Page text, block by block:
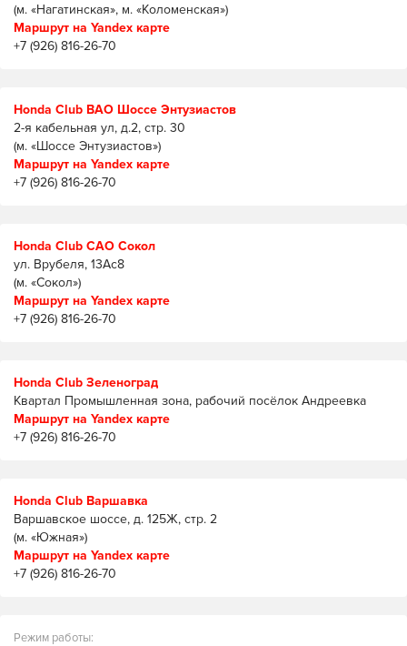
(м. «Нагатинская», м. «Коломенская»)
Маршрут на Yandex карте
+7 (926) 816-26-70
Honda Club ВАО Шоссе Энтузиастов
2-я кабельная ул, д.2, стр. 30
(м. «Шоссе Энтузиастов»)
Маршрут на Yandex карте
+7 (926) 816-26-70
Honda Club САО Сокол
ул. Врубеля, 13Ас8
(м. «Сокол»)
Маршрут на Yandex карте
+7 (926) 816-26-70
Honda Club Зеленоград
Квартал Промышленная зона, рабочий посёлок Андреевка
Маршрут на Yandex карте
+7 (926) 816-26-70
Honda Club Варшавка
Варшавское шоссе, д. 125Ж, стр. 2
(м. «Южная»)
Маршрут на Yandex карте
+7 (926) 816-26-70
Режим работы: